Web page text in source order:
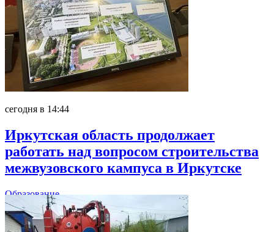
сегодня в 14:44
Иркутская область продолжает
работать над вопросом строительства
межвузовского кампуса в Иркутске
Образование